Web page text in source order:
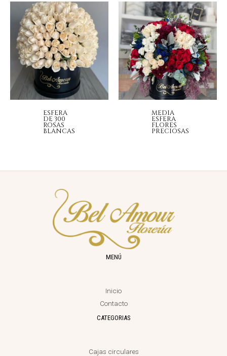
ESFERA
DE 300
ROSAS
BLANCAS
MEDIA
ESFERA
FLORES
PRECIOSAS
MENÚ
Inicio
Contacto
CATEGORIAS
Cajas circulares